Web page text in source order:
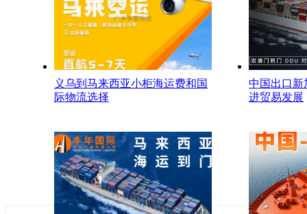
义乌到马来西亚小柜海运费和国
际物流选择
中国出口新
进贸易发展